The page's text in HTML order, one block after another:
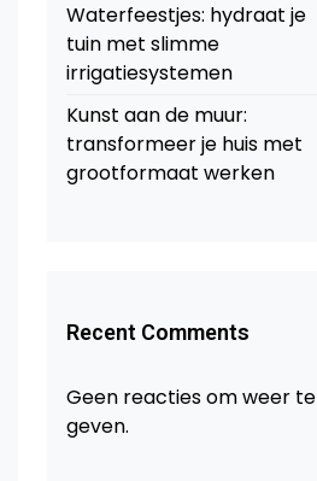
Waterfeestjes: hydraat je
tuin met slimme
irrigatiesystemen
Kunst aan de muur:
transformeer je huis met
grootformaat werken
Recent Comments
Geen reacties om weer te
geven.